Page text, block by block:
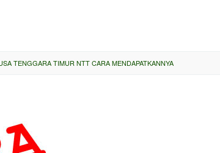
TENGGARA TIMUR NTT CARA MENDAPATKANNYA